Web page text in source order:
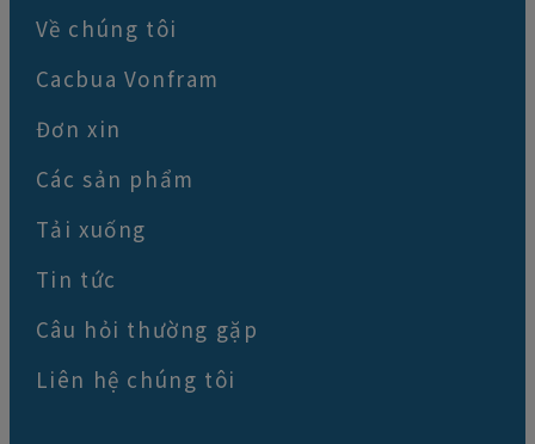
Về chúng tôi
Cacbua Vonfram
Đơn xin
Các sản phẩm
Tải xuống
Tin tức
Câu hỏi thường gặp
Liên hệ chúng tôi